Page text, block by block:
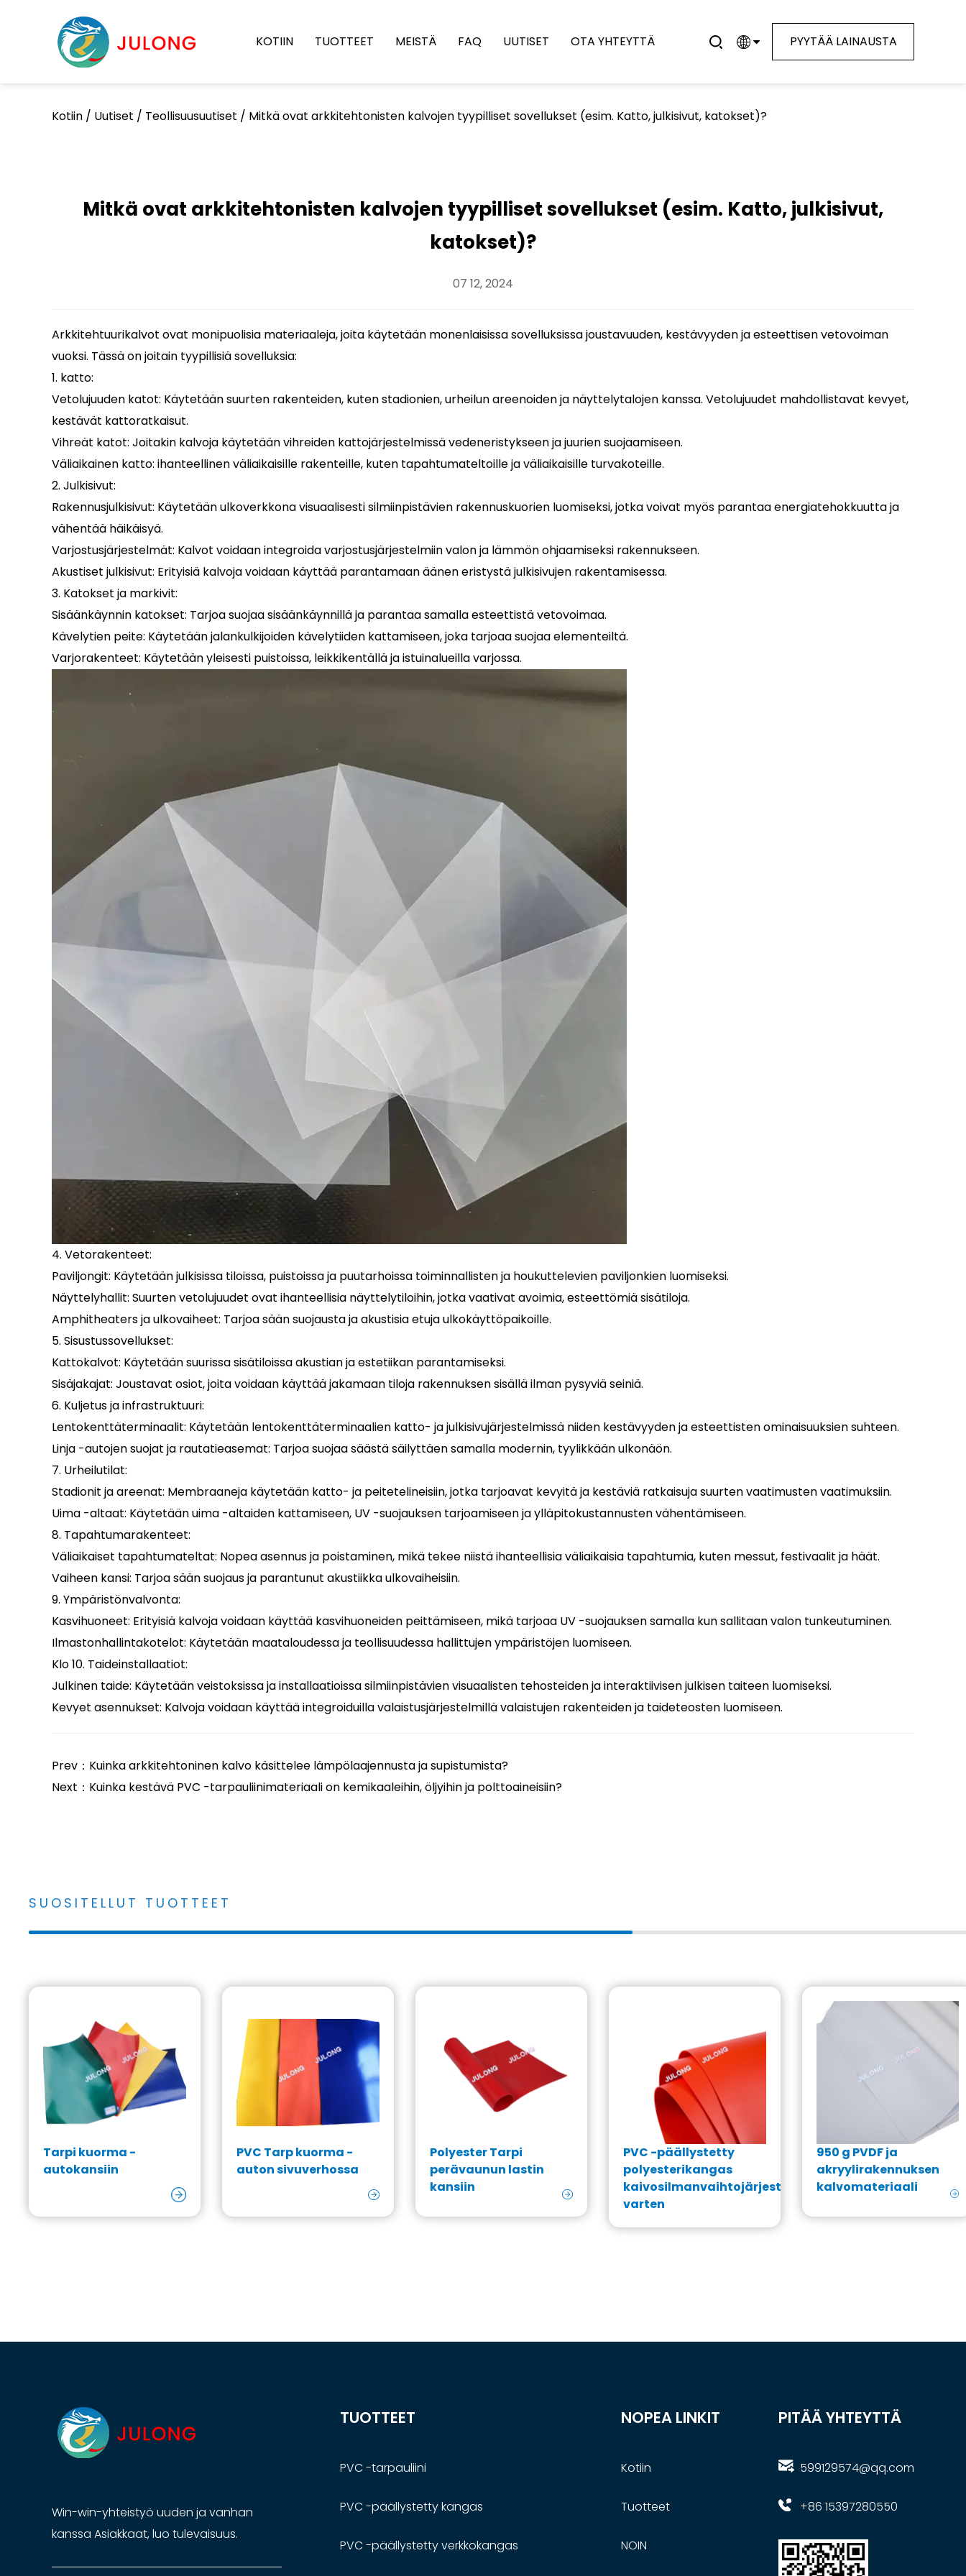
KOTIIN TUOTTEET MEISTÄ FAQ UUTISET OTA YHTEYTTÄ PYYTÄÄ LAINAUSTA
Kotiin / Uutiset / Teollisuusuutiset / Mitkä ovat arkkitehtonisten kalvojen tyypilliset sovellukset (esim. Katto, julkisivut, katokset)?
Mitkä ovat arkkitehtonisten kalvojen tyypilliset sovellukset (esim. Katto, julkisivut,
katokset)?
07 12, 2024
Arkkitehtuurikalvot ovat monipuolisia materiaaleja, joita käytetään monenlaisissa sovelluksissa joustavuuden, kestävyyden ja esteettisen vetovoiman
vuoksi. Tässä on joitain tyypillisiä sovelluksia:
1. katto:
Vetolujuuden katot: Käytetään suurten rakenteiden, kuten stadionien, urheilun areenoiden ja näyttelytalojen kanssa. Vetolujuudet mahdollistavat kevyet,
kestävät kattoratkaisut.
Vihreät katot: Joitakin kalvoja käytetään vihreiden kattojärjestelmissä vedeneristykseen ja juurien suojaamiseen.
Väliaikainen katto: ihanteellinen väliaikaisille rakenteille, kuten tapahtumateltoille ja väliaikaisille turvakoteille.
2. Julkisivut:
Rakennusjulkisivut: Käytetään ulkoverkkona visuaalisesti silmiinpistävien rakennuskuorien luomiseksi, jotka voivat myös parantaa energiatehokkuutta ja
vähentää häikäisyä.
Varjostusjärjestelmät: Kalvot voidaan integroida varjostusjärjestelmiin valon ja lämmön ohjaamiseksi rakennukseen.
Akustiset julkisivut: Erityisiä kalvoja voidaan käyttää parantamaan äänen eristystä julkisivujen rakentamisessa.
3. Katokset ja markivit:
Sisäänkäynnin katokset: Tarjoa suojaa sisäänkäynnillä ja parantaa samalla esteettistä vetovoimaa.
Kävelytien peite: Käytetään jalankulkijoiden kävelytiiden kattamiseen, joka tarjoaa suojaa elementeiltä.
Varjorakenteet: Käytetään yleisesti puistoissa, leikkikentällä ja istuinalueilla varjossa.
4. Vetorakenteet:
Paviljongit: Käytetään julkisissa tiloissa, puistoissa ja puutarhoissa toiminnallisten ja houkuttelevien paviljonkien luomiseksi.
Näyttelyhallit: Suurten vetolujuudet ovat ihanteellisia näyttelytiloihin, jotka vaativat avoimia, esteettömiä sisätiloja.
Amphitheaters ja ulkovaiheet: Tarjoa sään suojausta ja akustisia etuja ulkokäyttöpaikoille.
5. Sisustussovellukset:
Kattokalvot: Käytetään suurissa sisätiloissa akustian ja estetiikan parantamiseksi.
Sisäjakajat: Joustavat osiot, joita voidaan käyttää jakamaan tiloja rakennuksen sisällä ilman pysyviä seiniä.
6. Kuljetus ja infrastruktuuri:
Lentokenttäterminaalit: Käytetään lentokenttäterminaalien katto- ja julkisivujärjestelmissä niiden kestävyyden ja esteettisten ominaisuuksien suhteen.
Linja -autojen suojat ja rautatieasemat: Tarjoa suojaa säästä säilyttäen samalla modernin, tyylikkään ulkonäön.
7. Urheilutilat:
Stadionit ja areenat: Membraaneja käytetään katto- ja peitetelineisiin, jotka tarjoavat kevyitä ja kestäviä ratkaisuja suurten vaatimusten vaatimuksiin.
Uima -altaat: Käytetään uima -altaiden kattamiseen, UV -suojauksen tarjoamiseen ja ylläpitokustannusten vähentämiseen.
8. Tapahtumarakenteet:
Väliaikaiset tapahtumateltat: Nopea asennus ja poistaminen, mikä tekee niistä ihanteellisia väliaikaisia ​​tapahtumia, kuten messut, festivaalit ja häät.
Vaiheen kansi: Tarjoa sään suojaus ja parantunut akustiikka ulkovaiheisiin.
9. Ympäristönvalvonta:
Kasvihuoneet: Erityisiä kalvoja voidaan käyttää kasvihuoneiden peittämiseen, mikä tarjoaa UV -suojauksen samalla kun sallitaan valon tunkeutuminen.
Ilmastonhallintakotelot: Käytetään maataloudessa ja teollisuudessa hallittujen ympäristöjen luomiseen.
Klo 10. Taideinstallaatiot:
Julkinen taide: Käytetään veistoksissa ja installaatioissa silmiinpistävien visuaalisten tehosteiden ja interaktiivisen julkisen taiteen luomiseksi.
Kevyet asennukset: Kalvoja voidaan käyttää integroiduilla valaistusjärjestelmillä valaistujen rakenteiden ja taideteosten luomiseen.
Prev：Kuinka arkkitehtoninen kalvo käsittelee lämpölaajennusta ja supistumista?
Next：Kuinka kestävä PVC -tarpauliinimateriaali on kemikaaleihin, öljyihin ja polttoaineisiin?
SUOSITELLUT TUOTTEET
Tarpi kuorma -
autokansiin
PVC Tarp kuorma -
auton sivuverhossa
Polyester Tarpi
perävaunun lastin
kansiin
PVC -päällystetty
polyesterikangas
kaivosilmanvaihtojärjestelmää
varten
950 g PVDF ja
akryylirakennuksen
kalvomateriaali
Win-win-yhteistyö uuden ja vanhan
kanssa Asiakkaat, luo tulevaisuus.
TUOTTEET
PVC -tarpauliini
PVC -päällystetty kangas
PVC -päällystetty verkkokangas
NOPEA LINKIT
Kotiin
Tuotteet
NOIN
PITÄÄ YHTEYTTÄ
599129574@qq.com
+86 15397280550